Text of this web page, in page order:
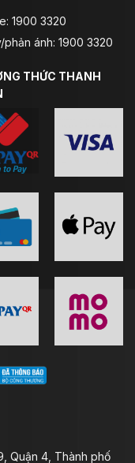
áo khoác.
1:2012
1900 3320
phản ánh: 1900 3320
THỨC THANH
Quận 4, Thành phố